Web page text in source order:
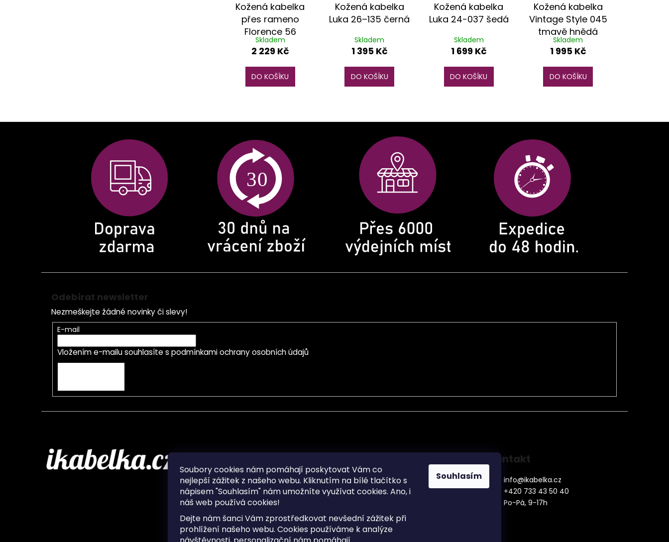
Soubory cookies nám pomáhají poskytovat Vám co
nejlepší zážitek z našeho webu. Kliknutím na bílé tlačítko s
nápisem "Souhlasím" nám umožníte využívat cookies. Ano, i
náš web používá cookies!
Dejte nám šanci Vám zprostředkovat nevšední zážitek při
prohlížení našeho webu. Cookies používáme k analýze
Souhlasím
Kožená kabelka
přes rameno
Florence 56
červená
Skladem
2 229 Kč
DO KOŠÍKU
Kožená kabelka
Luka 26–135 černá
Skladem
1 395 Kč
DO KOŠÍKU
Kožená kabelka
Luka 24-037 šedá
Skladem
1 699 Kč
DO KOŠÍKU
Kožená kabelka
Vintage Style 045
tmavě hnědá
Skladem
1 995 Kč
DO KOŠÍKU
Odebírat newsletter
Nezmeškejte žádné novinky či slevy!
E-mail
Vložením e-mailu souhlasíte s podmínkami ochrany osobních údajů
O nás
Ochrana osobních údajů
Často kladené dotazy
Ukládání cookies
Kontakty
Sitemap
Doprava a Platba
Postup vrácení zboží ve 30 denní
lhůtě
Obchodní podmínky
Kontakt
info@ikabelka.cz
+420 733 43 50 40
Po-Pá, 9-17h